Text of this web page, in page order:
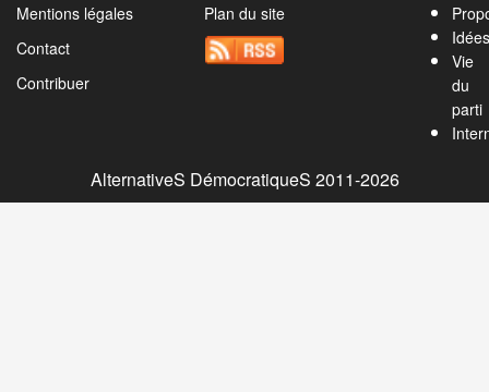
Mentions légales
Contact
Contribuer
Plan du site
Idées
Vie
du
parti
AlternativeS DémocratiqueS 2011-2026